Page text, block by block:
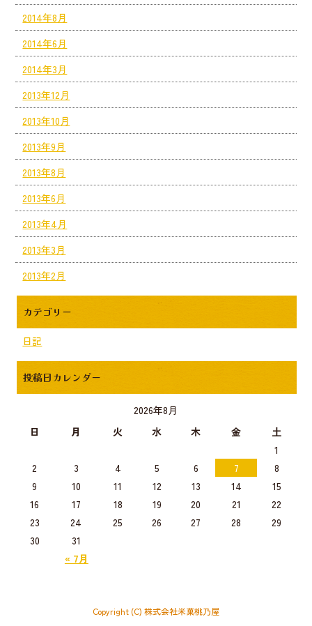
2014年8月
2014年6月
2014年3月
2013年12月
2013年10月
2013年9月
2013年8月
2013年6月
2013年4月
2013年3月
2013年2月
カテゴリー
日記
投稿日カレンダー
2026年8月
日
月 火 水 木 金 土
« 7月
1
2
3 4 5 6 7
8
9
10 11 12 13 14
15
16
17 18 19 20 21
22
23
24 25 26 27 28
29
30
31
Copyright (C) 株式会社米菓桃乃屋